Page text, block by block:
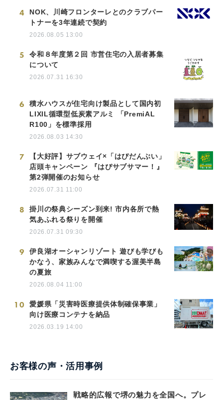
4
NOK、川崎フロンターレとのクラブパー
トナーを3年連続で契約
2026.08.05 13:00
5
令和８年度第２回 市営住宅の入居者募集
について
2026.07.31 16:30
6
積水ハウスが住宅向け製品として国内初
LIXIL循環型低炭素アルミ 「PremiAL
R100」を標準採用
2026.08.03 14:30
7
【大好評】サブウェイ×「はぴだんぶい」
店頭キャンペーン 『はぴサブサマー！』
第2弾開催のお知らせ
2026.07.31 11:00
8
掛川の祭典シーズン到来! 市内各所で熱
気あふれる祭りを開催
2026.07.31 09:30
9
伊良湖オーシャンリゾート 遊びも学びも
かなう、家族みんなで満喫する渥美半島
の夏旅
2026.08.04 11:00
10
愛媛県「災害時医療提供体制確保事業」
向け医療コンテナを納品
2026.03.19 14:00
お客様の声・活用事例
戦略的広報で堺の魅力を全国へ。プレ